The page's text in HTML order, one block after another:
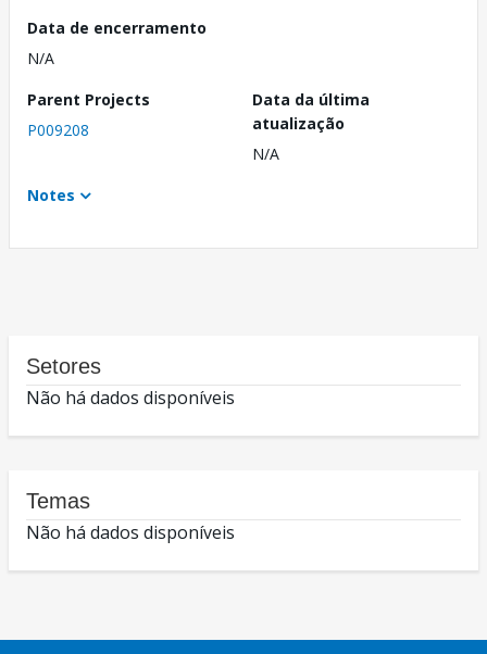
Data de encerramento
N/A
Parent Projects
P009208
Data da última
atualização
N/A
Notes
Setores
Não há dados disponíveis
Temas
Não há dados disponíveis